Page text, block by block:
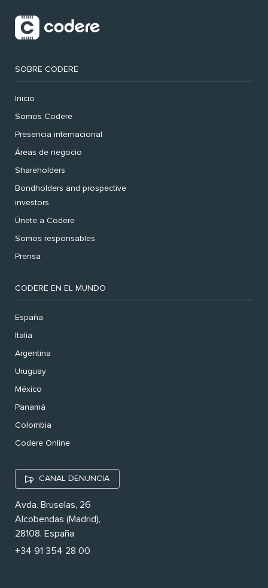
SOBRE CODERE
Inicio
Somos Codere
Presencia internacional
Áreas de negocio
Shareholders
Bondholders and prospective
investors
Únete a Codere
Somos responsables
Prensa
CODERE EN EL MUNDO
España
Italia
Argentina
Uruguay
México
Panamá
Colombia
Codere Online
CANAL DENUNCIA
Avda. Bruselas, 26
Alcobendas (Madrid),
28108. España
+34 91 354 28 00